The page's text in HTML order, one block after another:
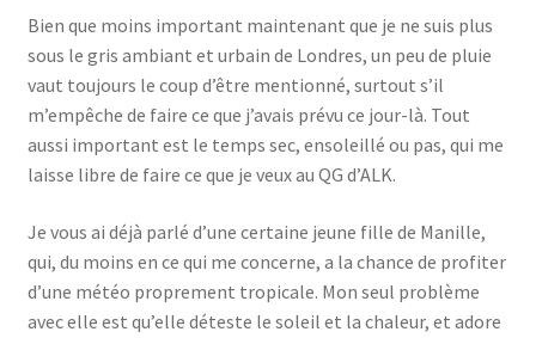
Bien que moins important maintenant que je ne suis plus
sous le gris ambiant et urbain de Londres, un peu de pluie
vaut toujours le coup d’être mentionné, surtout s’il
m’empêche de faire ce que j’avais prévu ce jour-là. Tout
aussi important est le temps sec, ensoleillé ou pas, qui me
laisse libre de faire ce que je veux au QG d’ALK.
Je vous ai déjà parlé d’une certaine jeune fille de Manille,
qui, du moins en ce qui me concerne, a la chance de profiter
d’une météo proprement tropicale. Mon seul problème
avec elle est qu’elle déteste le soleil et la chaleur, et adore